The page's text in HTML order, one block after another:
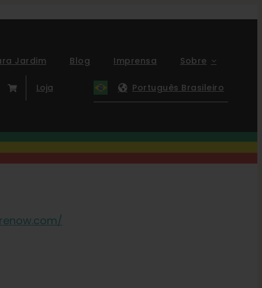
Jardim Blog Imprensa Sobre
Loja Português Brasileiro